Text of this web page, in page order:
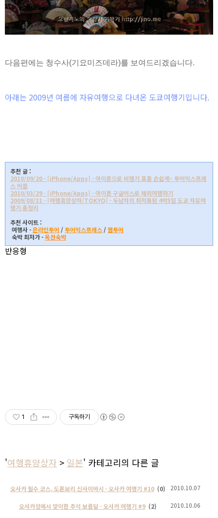
다음편에는 청수사(기요미즈데라)를 보여드리겠습니다.
아래는 2009년 여름에 자유여행으로 다녀온 도쿄여행기입니다.
추천 글 :
2010/09/20 - [iPhone/Apps] - 아이폰으로 비행기 표를 손쉽게~ 투어익스프레
스 어플
2010/03/29 - [iPhone/Apps] - 아이폰 구글어스로 해외여행하기
2009/08/31 - [여행휴양상자/TOKYO] - 두남자의 최적화된 4박5일 도쿄 자유여
행기 총정리
추천 사이트 :
여행사 -온라인투어 /투어익스프레스 /웹투어
숙박 최저가 -옥션숙박
반응형
1 구독하기
'여행휴양상자 > 일본' 카테고리의 다른 글
오사카 필수 코스, 도톤보리 신사이바시 - 오사카 여행기 #10 (0) 2010.10.07
오사카성에서 맞이한 추석 보름달 - 오사카 여행기 #9 (2) 2010.10.06